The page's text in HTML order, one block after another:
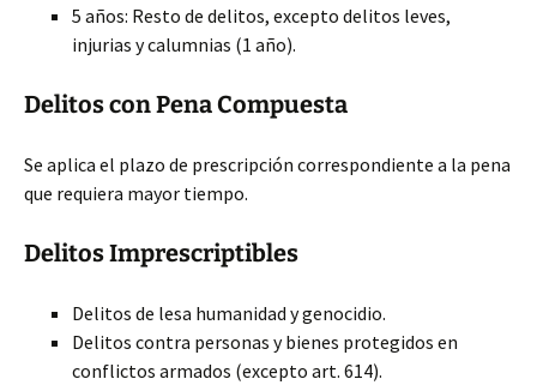
5 años: Resto de delitos, excepto delitos leves,
injurias y calumnias (1 año).
Delitos con Pena Compuesta
Se aplica el plazo de prescripción correspondiente a la pena
que requiera mayor tiempo.
Delitos Imprescriptibles
Delitos de lesa humanidad y genocidio.
Delitos contra personas y bienes protegidos en
conflictos armados (excepto art. 614).